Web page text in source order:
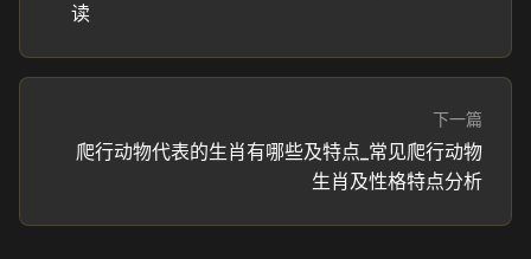
读
下一篇
爬行动物代表的生肖有哪些及特点_常见爬行动物
生肖及性格特点分析